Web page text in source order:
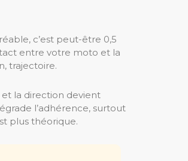
c’est peut-être 0,5
entre votre moto et la
trajectoire.
la direction devient
l’adhérence, surtout
plus théorique.